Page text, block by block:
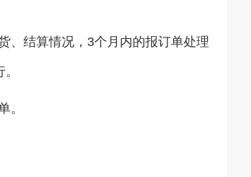
、结算情况，3个月内的报订单处理
。